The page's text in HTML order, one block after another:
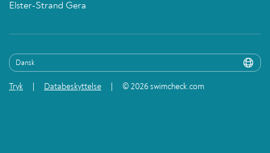
Elster-Strand Gera
Tryk Databeskyttelse © 2026 swimcheck.com